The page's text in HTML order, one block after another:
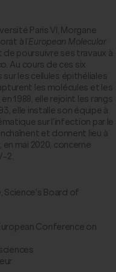
Paris VI, Morgane
à l’European Molecular
de poursuivre ses travaux à
Au cours de ces six
les cellules épithéliales
les molécules et les
1988, elle rejoint les rangs
elle installe son équipe à
sur l’infection par le
et donnent lieu à
mai 2020, concerne
2.
Science's Board of
Conference on